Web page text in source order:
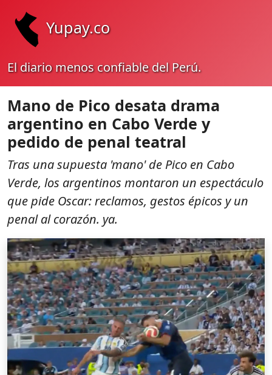
Yupay.co
El diario menos confiable del Perú.
Mano de Pico desata drama
argentino en Cabo Verde y
pedido de penal teatral
Tras una supuesta 'mano' de Pico en Cabo
Verde, los argentinos montaron un espectáculo
que pide Oscar: reclamos, gestos épicos y un
penal al corazón. ya.